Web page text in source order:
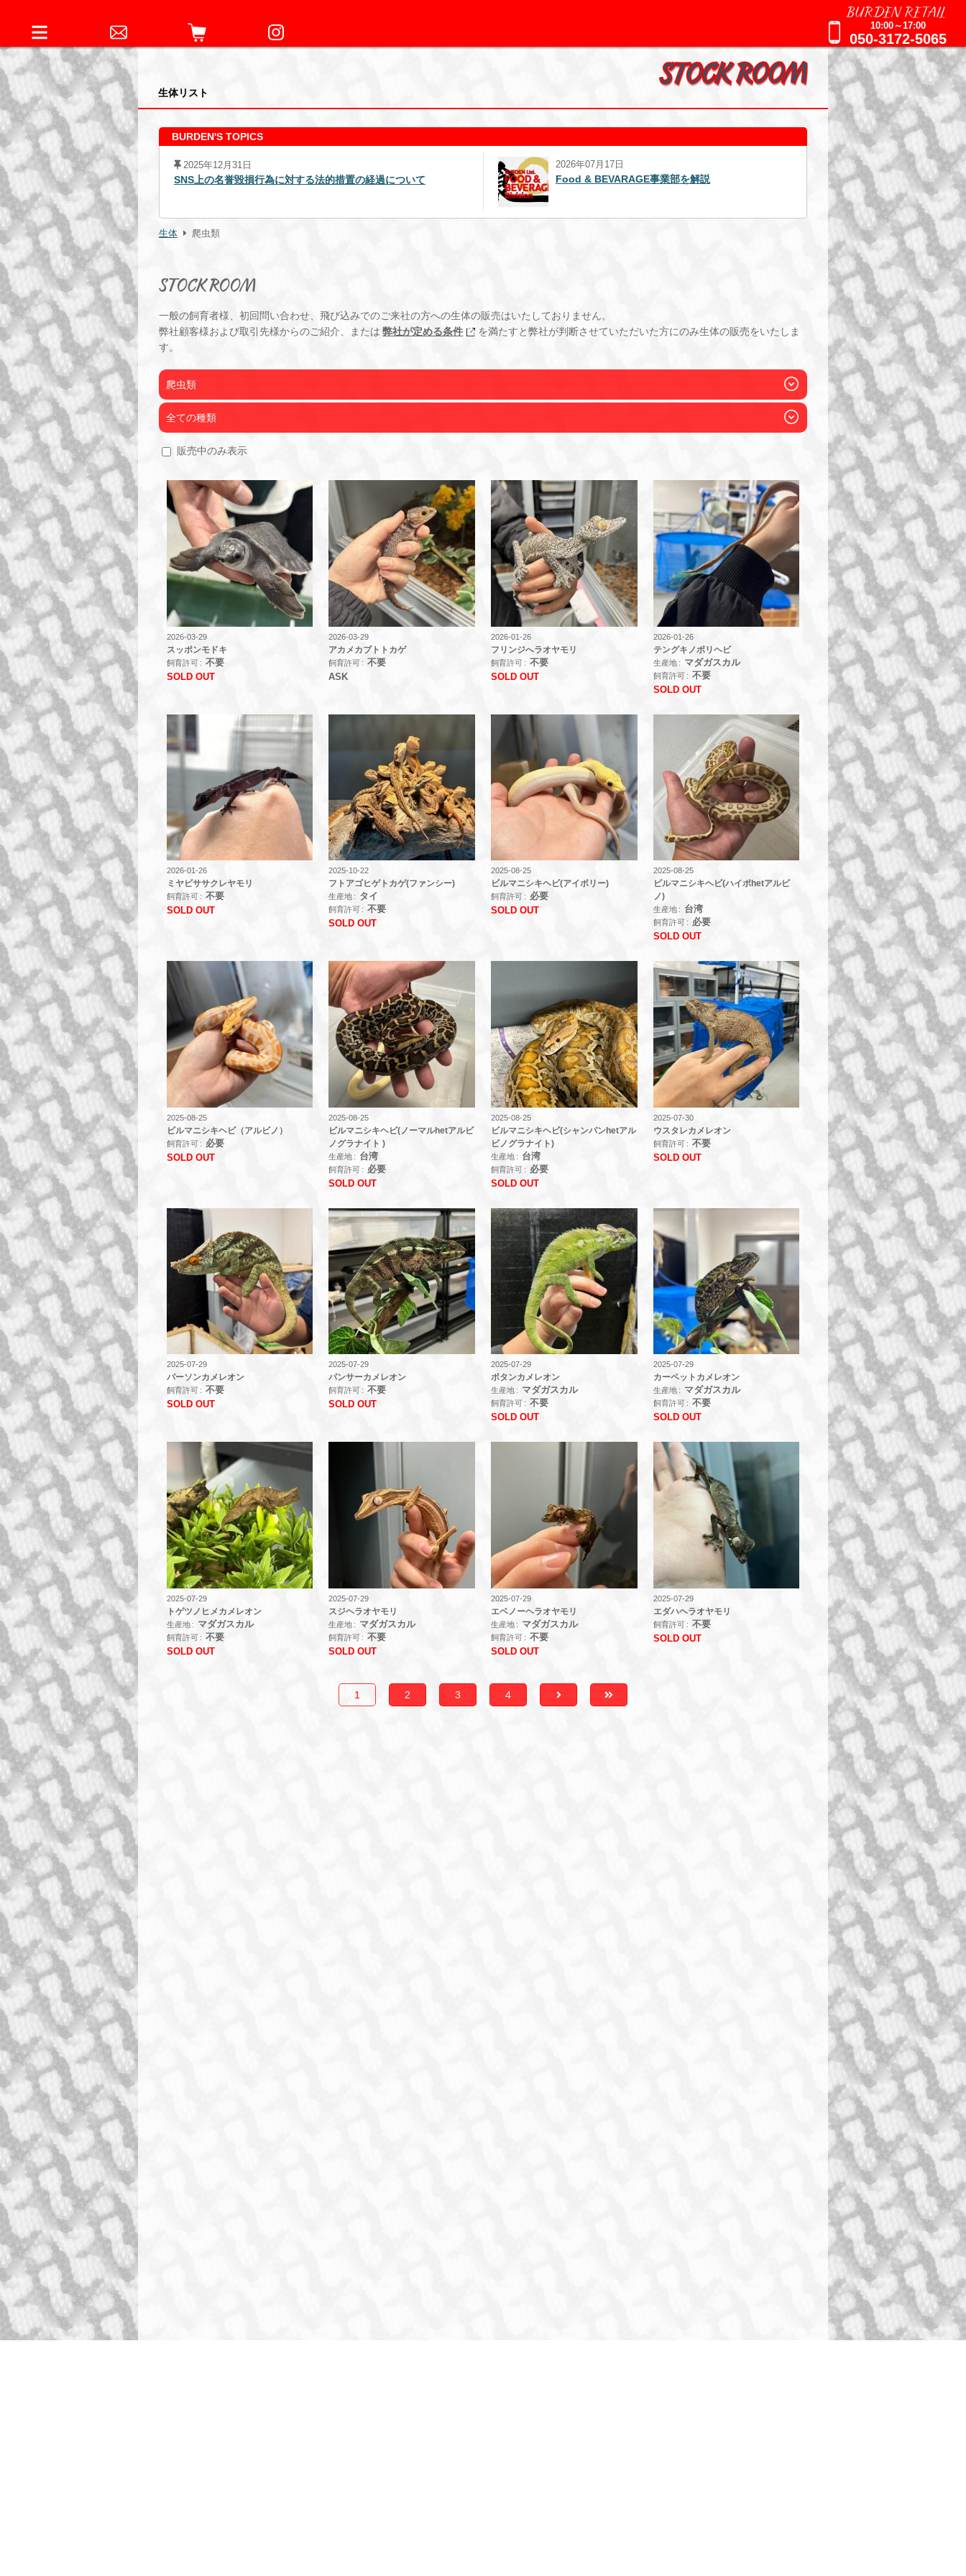
生体リスト
BURDEN RETAIL
10:00～17:00
050-3172-5065
BURDEN'S TOPICS
業員に対する略式命令の発
2025年12月31日
SNS上の名誉毀損行為に対する法的措置の経過について
2026年07月17日
Food & BEVARAGE事業部を解説
2025年09月16日
週刊誌報道による追加のお知ら
生体 爬虫類
STOCK ROOM
一般の飼育者様、初回問い合わせ、飛び込みでのご来社の方への生体の販売はいたしておりません。
弊社顧客様および取引先様からのご紹介、または 弊社が定める条件
を満たすと弊社が判断させていただいた方にのみ生体の販売をいたしま
す。
爬虫類
全ての種類
販売中のみ表示
2026-03-29
スッポンモドキ
飼育許可
不要
SOLD OUT
2026-03-29
アカメカブトトカゲ
飼育許可
不要
ASK
2026-01-26
フリンジへラオヤモリ
飼育許可
不要
SOLD OUT
2026-01-26
テングキノボリヘビ
生産地 マダガスカル
飼育許可
不要
SOLD OUT
2026-01-26
ミヤビササクレヤモリ
飼育許可
不要
SOLD OUT
2025-10-22
フトアゴヒゲトカゲ(ファンシー)
生産地 タイ
飼育許可
不要
SOLD OUT
2025-08-25
ビルマニシキヘビ(アイボリー)
飼育許可
必要
SOLD OUT
2025-08-25
ビルマニシキヘビ(ハイポhetアルビ
ノ)
生産地 台湾
飼育許可
必要
SOLD OUT
2025-08-25
ビルマニシキヘビ（アルビノ）
飼育許可
必要
SOLD OUT
2025-08-25
ビルマニシキヘビ(ノーマルhetアルビ
ノグラナイト )
生産地 台湾
飼育許可
必要
SOLD OUT
2025-08-25
ビルマニシキヘビ(シャンパンhetアル
ビノグラナイト)
生産地 台湾
飼育許可
必要
SOLD OUT
2025-07-30
ウスタレカメレオン
飼育許可
不要
SOLD OUT
2025-07-29
パーソンカメレオン
飼育許可
不要
SOLD OUT
2025-07-29
パンサーカメレオン
飼育許可
不要
SOLD OUT
2025-07-29
ボタンカメレオン
生産地 マダガスカル
飼育許可
不要
SOLD OUT
2025-07-29
カーペットカメレオン
生産地 マダガスカル
飼育許可
不要
SOLD OUT
2025-07-29
トゲツノヒメカメレオン
生産地 マダガスカル
飼育許可
不要
SOLD OUT
2025-07-29
スジヘラオヤモリ
生産地 マダガスカル
飼育許可
不要
SOLD OUT
2025-07-29
エベノーヘラオヤモリ
生産地 マダガスカル
飼育許可
不要
SOLD OUT
2025-07-29
エダハヘラオヤモリ
飼育許可
不要
SOLD OUT
1 2 3 4